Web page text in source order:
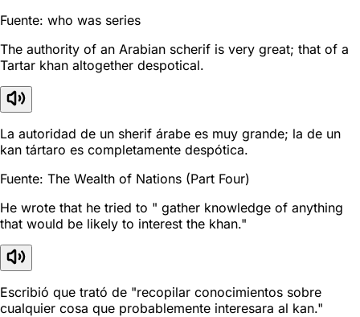
Fuente: who was series
The authority of an Arabian scherif is very great; that of a
Tartar khan altogether despotical.
La autoridad de un sherif árabe es muy grande; la de un
kan tártaro es completamente despótica.
Fuente: The Wealth of Nations (Part Four)
He wrote that he tried to " gather knowledge of anything
that would be likely to interest the khan."
Escribió que trató de "recopilar conocimientos sobre
cualquier cosa que probablemente interesara al kan."